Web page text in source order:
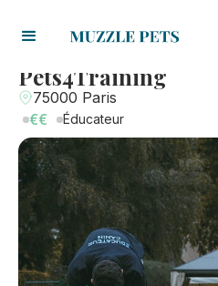
Pets4Training
75000 Paris
€€ Éducateur